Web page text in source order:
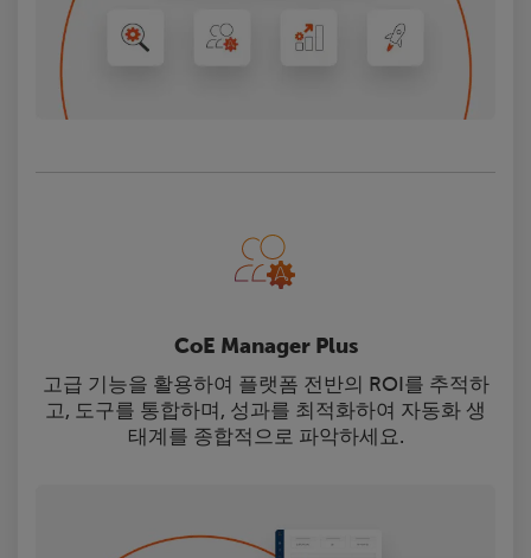
CoE Manager Plus
고급 기능을 활용하여 플랫폼 전반의 ROI를 추적하
고, 도구를 통합하며, 성과를 최적화하여 자동화 생
태계를 종합적으로 파악하세요.